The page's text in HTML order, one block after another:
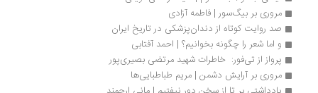
مروری بر بیگ‌سور | فاطمه آزادی
صد روایت کوتاه از دندان‌پزشکی در تاریخ ایران
و اما شعر را چگونه بخوانیم؟ | احمد آفتابی
پرواز از تی‌فور:  خاطرات شهید مرتضی بصیری‌پور
مروری بر آرایش دشمن | مریم طباطبایی‌ها